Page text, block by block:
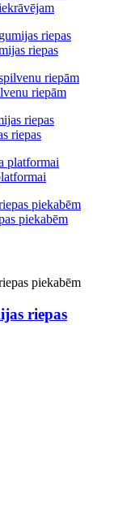
riepas
riepām
riepas
piekabēm
riepas